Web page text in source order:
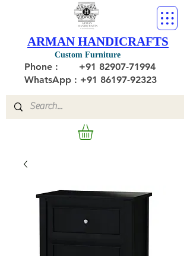
Custom Furniture
ARMAN HANDICRAFTS
Phone : +91 82907-71994
WhatsApp : +91 86197-92323